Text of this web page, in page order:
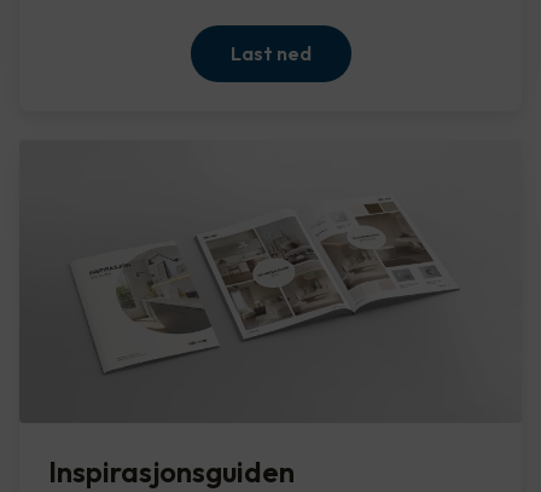
Last ned
Inspirasjonsguiden